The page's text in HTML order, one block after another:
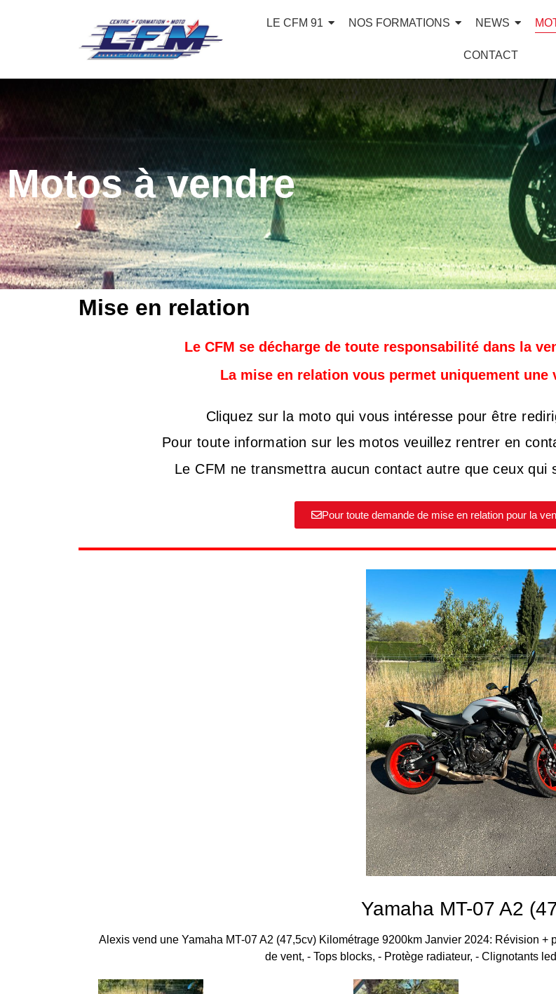
LE CFM 91 NOS FORMATIONS NEWS
CONTACT
Motos à vendre
Mise en relation
Le CFM se décharge de toute responsabilité dans la
La mise en relation vous permet uniquement
Cliquez sur la moto qui vous intéresse pour être
Pour toute information sur les motos veuillez rentrer en
Le CFM ne transmettra aucun contact autre que ceux qui
Pour toute demande de mise en relation pour la
Yamaha MT-07 A2
Alexis vend une Yamaha MT-07 A2 (47,5cv) Kilométrage 9200km Janvier 2024: Révision
de vent, - Tops blocks, - Protège radiateur, - Clignotants